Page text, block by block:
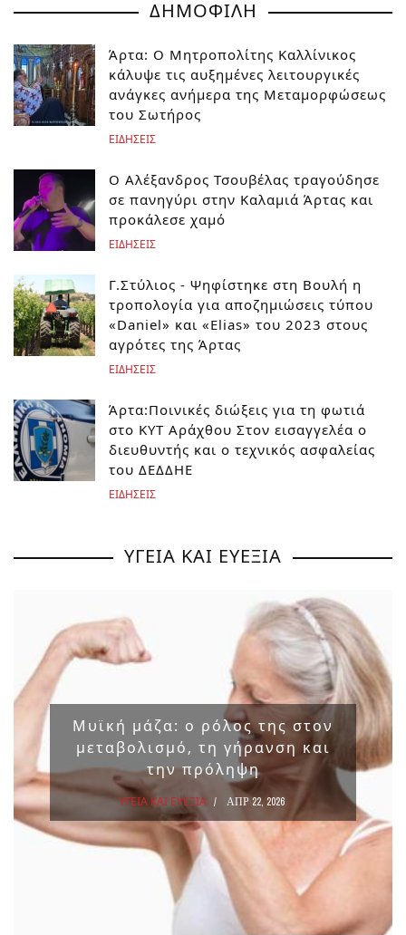
ΔΗΜΟΦΙΛΗ
Άρτα: Ο Μητροπολίτης Καλλίνικος
κάλυψε τις αυξημένες λειτουργικές
ανάγκες ανήμερα της Μεταμορφώσεως
του Σωτήρος
ΕΙΔΗΣΕΙΣ
Ο Αλέξανδρος Τσουβέλας τραγούδησε
σε πανηγύρι στην Καλαμιά Άρτας και
προκάλεσε χαμό
ΕΙΔΗΣΕΙΣ
Γ.Στύλιος - Ψηφίστηκε στη Βουλή η
τροπολογία για αποζημιώσεις τύπου
«Daniel» και «Elias» του 2023 στους
αγρότες της Άρτας
ΕΙΔΗΣΕΙΣ
Άρτα:Ποινικές διώξεις για τη φωτιά
στο ΚΥΤ Αράχθου Στον εισαγγελέα ο
διευθυντής και ο τεχνικός ασφαλείας
του ΔΕΔΔΗΕ
ΕΙΔΗΣΕΙΣ
ΥΓΕΙΑ ΚΑΙ ΕΥΕΞΙΑ
Μυϊκή μάζα: ο ρόλος της στον
μεταβολισμό, τη γήρανση και
την πρόληψη
ΥΓΕΙΑ ΚΑΙ ΕΥΕΞΙΑ ΑΠΡ 22, 2026